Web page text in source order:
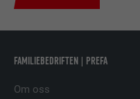
FAMILIEBEDRIFTEN | PREFA
Om oss